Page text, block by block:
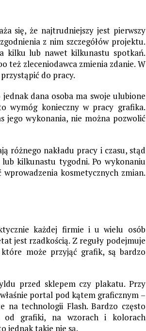
się, że najtrudniejszy jest pierwszy
z nim szczegółów projektu.
kilku lub nawet kilkunastu spotkań.
też zleceniodawca zmienia zdanie. W
do pracy.
dana osoba ma swoje ulubione
wymóg konieczny w pracy grafika.
jego wykonania, nie można pozwolić
różnego nakładu pracy i czasu, stąd
kilkunastu tygodni. Po wykonaniu
kosmetycznych zmian.
każdej firmie i u wielu osób
jest rzadkością. Z reguły podejmuje
które może przyjąć grafik, są bardzo
przed sklepem czy plakatu. Przy
portal pod kątem graficznym –
na technologii Flash. Bardzo często
od grafiki, na wzorach i kolorach
jednak takie nie są.